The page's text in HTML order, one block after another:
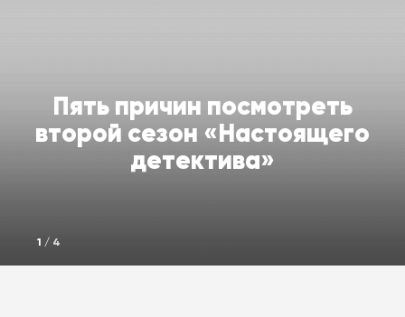
Пять причин посмотреть
второй сезон «Настоящего
детектива»
1 / 4